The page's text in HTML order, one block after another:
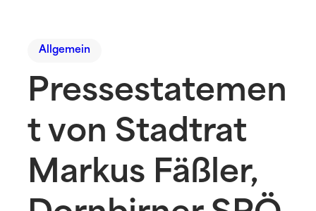
Allgemein
Pressestatemen
t von Stadtrat
Markus Fäßler,